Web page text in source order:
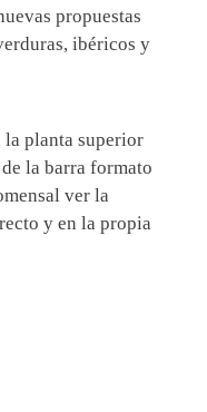
propuestas
ibéricos y
la planta superior
la barra formato
ver la
y en la propia